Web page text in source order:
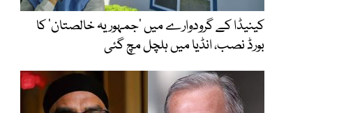
کینیڈا کے گرودوارے میں ’جمہوریہ خالصتان‘ کا
بورڈ نصب، انڈیا میں ہلچل مچ گئی